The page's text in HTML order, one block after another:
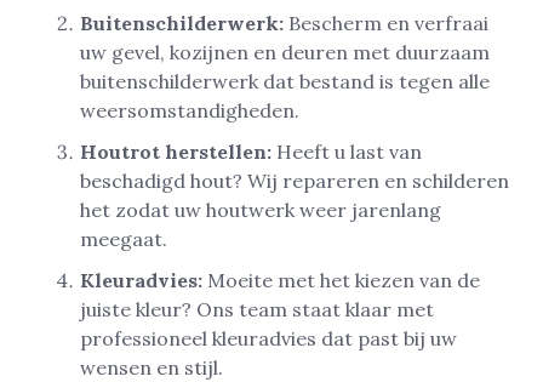
Buitenschilderwerk: Bescherm en verfraai
uw gevel, kozijnen en deuren met duurzaam
buitenschilderwerk dat bestand is tegen alle
weersomstandigheden.
Houtrot herstellen: Heeft u last van
beschadigd hout? Wij repareren en schilderen
het zodat uw houtwerk weer jarenlang
meegaat.
Kleuradvies: Moeite met het kiezen van de
juiste kleur? Ons team staat klaar met
professioneel kleuradvies dat past bij uw
wensen en stijl.